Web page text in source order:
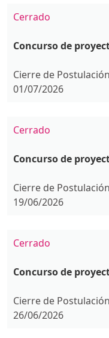
Cerrado
Concurso de
Cierre de
01/07/2026
Cerrado
Concurso de
Cierre de
19/06/2026
Cerrado
Concurso de
Cierre de
26/06/2026